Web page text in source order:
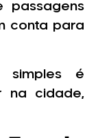
passagens
conta para
simples é
na cidade,